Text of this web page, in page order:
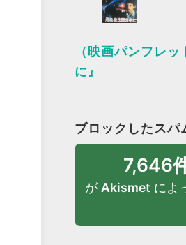
（映画パンフレ
に』
ブロックしたスパ
7,646
が Akismet によ